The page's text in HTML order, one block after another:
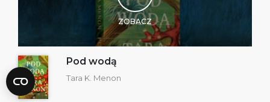
ZOBACZ
Pod wodą
Tara K. Menon